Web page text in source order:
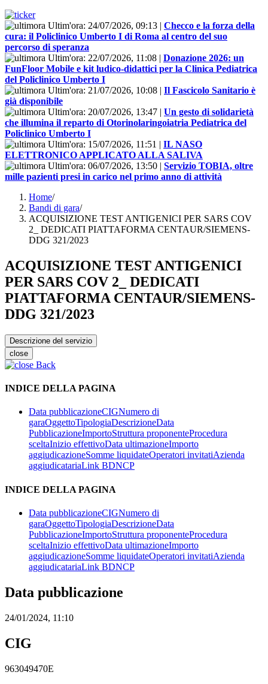
Ultim'ora: 24/07/2026, 09:13 | Checco e la forza della
cura: il Policlinico Umberto I di Roma al centro del suo
percorso di speranza
Ultim'ora: 22/07/2026, 11:08 | Donazione 2026: un
FunFloor Mobile e kit ludico-didattici per la Clinica Pediatrica
del Policlinico Umberto I
Ultim'ora: 21/07/2026, 10:08 | Il Fascicolo Sanitario è
già disponibile
Ultim'ora: 20/07/2026, 13:47 | Un gesto di solidarietà
che illumina il reparto di Otorinolaringoiatria Pediatrica del
Policlinico Umberto I
Ultim'ora: 15/07/2026, 11:51 | IL NASO
ELETTRONICO APPLICATO ALLA SALIVA
Ultim'ora: 06/07/2026, 13:50 | Servizio TOBIA, oltre
mille pazienti presi in carico nel primo anno di attività
Home/
Bandi di gara/
ACQUISIZIONE TEST ANTIGENICI PER SARS COV
2_ DEDICATI PIATTAFORMA CENTAUR/SIEMENS-
DDG 321/2023
ACQUISIZIONE TEST ANTIGENICI
PER SARS COV 2_ DEDICATI
PIATTAFORMA CENTAUR/SIEMENS-
DDG 321/2023
Descrizione del servizio
close
Back
INDICE DELLA PAGINA
Data pubblicazioneCIGNumero di
garaOggettoTipologiaDescrizioneData
PubblicazioneImportoStruttura proponenteProcedura
sceltaInizio effettivoData ultimazioneImporto
aggiudicazioneSomme liquidateOperatori invitatiAzienda
aggiudicatariaLink BDNCP
INDICE DELLA PAGINA
Data pubblicazioneCIGNumero di
garaOggettoTipologiaDescrizioneData
PubblicazioneImportoStruttura proponenteProcedura
sceltaInizio effettivoData ultimazioneImporto
aggiudicazioneSomme liquidateOperatori invitatiAzienda
aggiudicatariaLink BDNCP
Data pubblicazione
24/01/2024, 11:10
CIG
963049470E